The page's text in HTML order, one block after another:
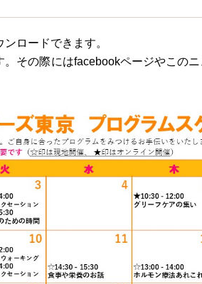
ンロードできます。
その際にはfacebookページやこの